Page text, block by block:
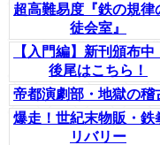
超高難易度『鉄の規律
徒会室』
【入門編】新刊頒布中
後尾はこちら！
帝都演劇部・地獄の稽
爆走！世紀末物販・鉄
リバリー